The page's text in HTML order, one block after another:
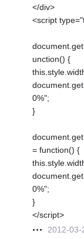
</div>
<script
unction() {
0%";
}
= function() {
0%";
}
</script>
2012-03-